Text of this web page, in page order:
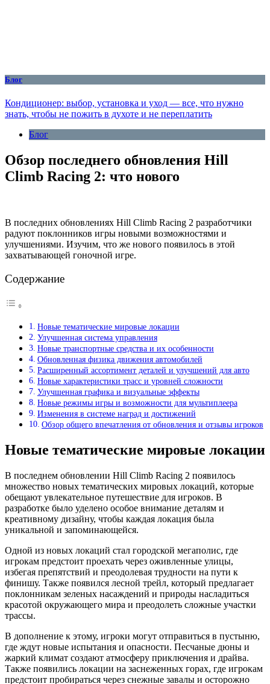
Блог
Кондиционер: выбор, установка и уход — все, что нужно
знать, чтобы не пожить в духоте и не переплатить
Блог
Обзор последнего обновления Hill
Climb Racing 2: что нового
В последних обновлениях Hill Climb Racing 2 разработчики
радуют поклонников игры новыми возможностями и
улучшениями. Изучим, что же нового появилось в этой
захватывающей гоночной игре.
Содержание
Новые тематические мировые локации
Улучшенная система управления
Новые транспортные средства и их особенности
Обновленная физика движения автомобилей
Расширенный ассортимент деталей и улучшений для авто
Новые характеристики трасс и уровней сложности
Улучшенная графика и визуальные эффекты
Новые режимы игры и возможности для мультиплеера
Изменения в системе наград и достижений
Обзор общего впечатления от обновления и отзывы игроков
Новые тематические мировые локации
В последнем обновлении Hill Climb Racing 2 появилось
множество новых тематических мировых локаций, которые
обещают увлекательное путешествие для игроков. В
разработке было уделено особое внимание деталям и
креативному дизайну, чтобы каждая локация была
уникальной и запоминающейся.
Одной из новых локаций стал городской мегаполис, где
игрокам предстоит проехать через оживленные улицы,
избегая препятствий и преодолевая трудности на пути к
финишу. Также появился лесной трейл, который предлагает
поклонникам зеленых насаждений и природы насладиться
красотой окружающего мира и преодолеть сложные участки
трассы.
В дополнение к этому, игроки могут отправиться в пустыню,
где ждут новые испытания и опасности. Песчаные дюны и
жаркий климат создают атмосферу приключения и драйва.
Также появились локации на заснеженных горах, где игрокам
предстоит пробираться через снежные завалы и осторожно